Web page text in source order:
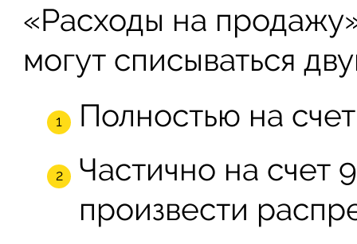
«Расходы на
могут списываться
Полностью на
Частично на счет
произвести